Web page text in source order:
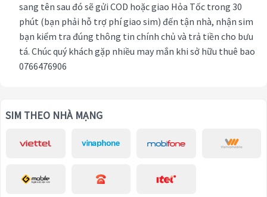
sang tên sau đó sẽ gửi COD hoặc giao Hỏa Tốc trong 30
phút (bạn phải hỗ trợ phí giao sim) đến tận nhà, nhận sim
bạn kiểm tra đúng thông tin chính chủ và trả tiền cho bưu
tá. Chúc quý khách gặp nhiều may mắn khi sở hữu thuê bao
0766476906
SIM THEO NHÀ MẠNG